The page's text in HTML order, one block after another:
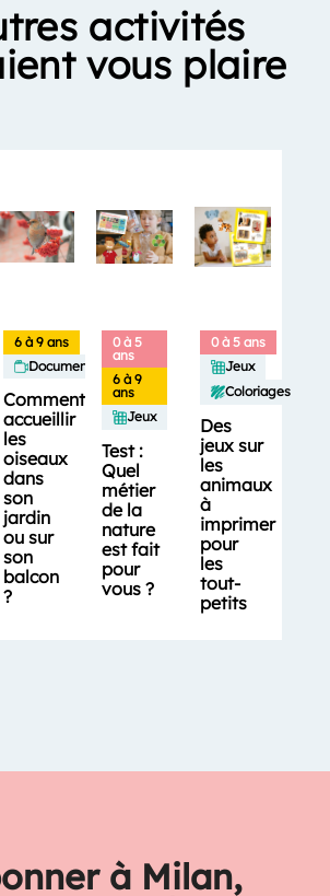
activités
vous plaire
6 à 9 ans
Documentaires
Comment
accueillir
les
oiseaux
dans
son
jardin
ou sur
son
balcon
?
0 à 5
ans
6 à 9
ans
Jeux
Test :
Quel
métier
de la
nature
est fait
pour
vous ?
0 à 5 ans
Jeux
Coloriages
Des
jeux sur
les
animaux
à
imprimer
pour
les
tout-
petits
à Milan,